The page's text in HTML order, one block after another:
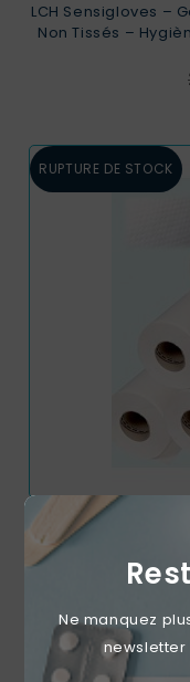
Ne manquez
newsletter
LCH Sensigloves –
Non Tissés –
RUPTURE DE STOCK
Draps